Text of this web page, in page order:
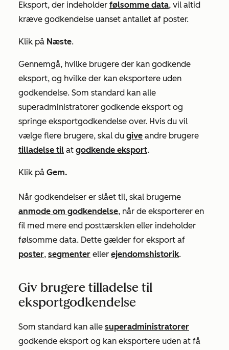
Eksport, der indeholder følsomme data, vil altid
kræve godkendelse uanset antallet af poster.
Klik på Næste.
Gennemgå, hvilke brugere der kan godkende
eksport, og hvilke der kan eksportere uden
godkendelse. Som standard kan alle
superadministratorer godkende eksport og
springe eksportgodkendelse over. Hvis du vil
vælge flere brugere, skal du give andre brugere
tilladelse til at godkende eksport.
Klik på Gem.
Når godkendelser er slået til, skal brugerne
anmode om godkendelse, når de eksporterer en
fil med mere end posttærsklen eller indeholder
følsomme data. Dette gælder for eksport af
poster, segmenter eller ejendomshistorik.
Giv brugere tilladelse til
eksportgodkendelse
Som standard kan alle superadministratorer
godkende eksport og kan eksportere uden at få